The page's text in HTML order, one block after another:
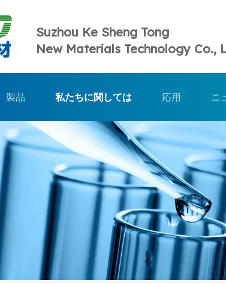
Suzhou Ke Sheng Tong
New Materials Technology Co.,
製品 私たちに関しては 応用 ニ